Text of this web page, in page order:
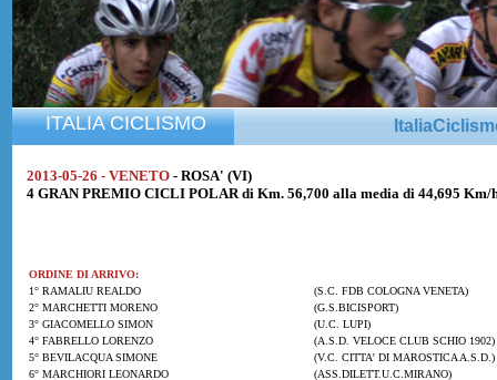
ITALIA CICLISMO
2013-05-26 - VENETO - ROSA' (VI)
4 GRAN PREMIO CICLI POLAR di Km. 56,700 alla media di 44,695 Km/
ORDINE DI ARRIVO:
1° RAMALIU REALDO
(S.C. FDB COLOGNA VENETA)
2° MARCHETTI MORENO
(G.S.BICISPORT)
3° GIACOMELLO SIMON
(U.C. LUPI)
4° FABRELLO LORENZO
(A.S.D. VELOCE CLUB SCHIO 1902)
5° BEVILACQUA SIMONE
(V.C. CITTA' DI MAROSTICA A.S.D.)
6° MARCHIORI LEONARDO
(ASS.DILETT.U.C.MIRANO)